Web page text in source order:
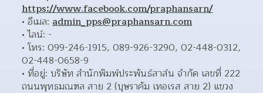
https://www.facebook.com/praphansarn/
อีเมล: admin_pps@praphansarn.com
ไลน์: -
โทร: 099-246-1915, 089-926-3290, 02-448-0312,
02-448-0658-9
ที่อยู่: บริษัท สำนักพิมพ์ประพันธ์สาส์น จำกัด เลขที่ 222
ถนนพุทธมณฑล สาย 2 (บุษราคัม เทอเรส สาย 2) แขวง